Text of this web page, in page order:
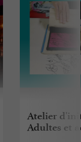
Atelier
Adultes et